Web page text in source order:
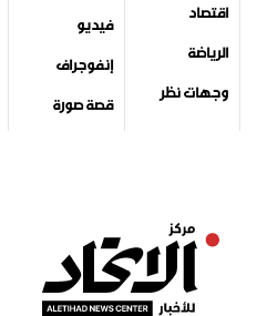
اقتصاد
الرياضة
وجهات نظر
فيديو
إنفوجراف
قصة صورة